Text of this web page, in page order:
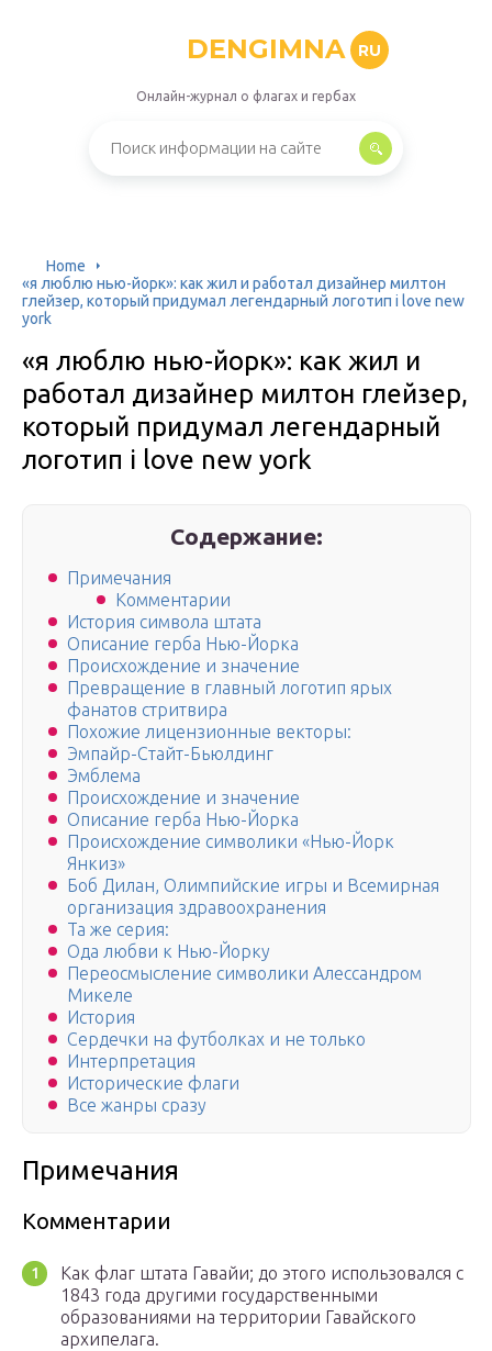
DENGIMNA RU
Онлайн-журнал о флагах и гербах
Home
«я люблю нью-йорк»: как жил и работал дизайнер милтон
глейзер, который придумал легендарный логотип i love new
york
«я люблю нью-йорк»: как жил и
работал дизайнер милтон глейзер,
который придумал легендарный
логотип i love new york
Содержание:
Примечания
Комментарии
История символа штата
Описание герба Нью-Йорка
Происхождение и значение
Превращение в главный логотип ярых
фанатов стритвира
Похожие лицензионные векторы:
Эмпайр-Стайт-Бьюлдинг
Эмблема
Происхождение и значение
Описание герба Нью-Йорка
Происхождение символики «Нью-Йорк
Янкиз»
Боб Дилан, Олимпийские игры и Всемирная
организация здравоохранения
Та же серия:
Ода любви к Нью-Йорку
Переосмысление символики Алессандром
Микеле
История
Сердечки на футболках и не только
Интерпретация
Исторические флаги
Все жанры сразу
Примечания
Комментарии
Как флаг штата Гавайи; до этого использовался с
1843 года другими государственными
образованиями на территории Гавайского
архипелага.